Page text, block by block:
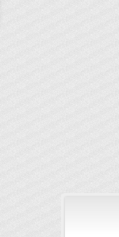
: أزمة